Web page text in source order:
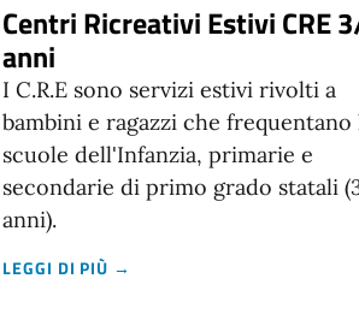
Centri Ricreativi Estivi CRE
anni
I C.R.E sono servizi estivi rivolti a
bambini e ragazzi che frequentano
scuole dell'Infanzia, primarie e
secondarie di primo grado statali
anni).
LEGGI DI PIÙ →